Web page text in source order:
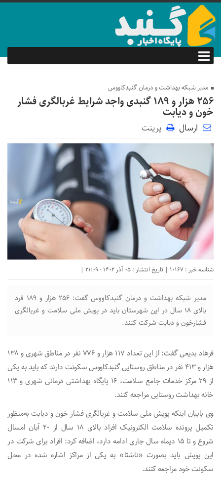
مدیر شبکه بهداشت و درمان گنبدکاووس
۲۵۶ هزار و ۱۸۹ گنبدی واجد شرایط غربالگری فشار
خون و دیابت
ارسال پرینت
شناسه خبر : 10167 | تاریخ انتشار : 05 آذر 1402 - 21:09 |
مدیر شبکه بهداشت و درمان گنبدکاووس گفت: ۲۵۶ هزار و ۱۸۹ فرد
بالای ۱۸ سال در این شهرستان باید در پویش ملی سلامت و غربالگری
فشارخون و دیابت شرکت کنند.
فرهاد بدیعی گفت: از این تعداد ۱۱۷ هزار و ۷۷۶ نفر در مناطق شهری و ۱۳۸
هزار و ۴۱۳ نفر در مناطق روستایی گنبدکاووس سکونت دارند که باید به یکی
از ۲۹ مرکز خدمات جامع سلامت، ۱۶ پایگاه بهداشتی درمانی شهری و ۱۱۳
خانه بهداشت روستایی مراجعه کنند.
وی بابیان اینکه پویش ملی سلامت و غربالگری فشار خون و دیابت به‌منظور
تکمیل پرونده سلامت الکترونیک افراد بالای ۱۸ سال از ۲۰ آبان امسال
شروع و تا ۱۵ دیماه سال جاری ادامه دارد، اضافه کرد: افراد برای شرکت در
این پویش باید بصورت «ناشتا» به یکی از مراکز اشاره شده در محل
سکونت خود مراجعه کنند.